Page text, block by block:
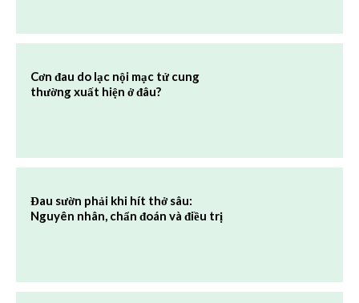
Cơn đau do lạc nội mạc tử cung
thường xuất hiện ở đâu?
Đau sườn phải khi hít thở sâu:
Nguyên nhân, chẩn đoán và điều trị